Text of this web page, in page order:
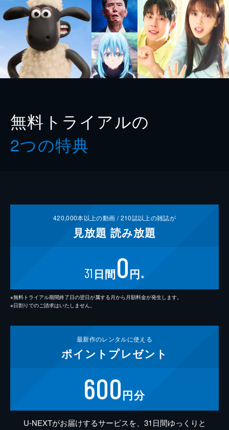
無料トライアルの
2つの特典
420,000本以上の動画 /210誌以上の雑誌が
見放題 読み放題
31 日間0円 ※
※無料トライアル期間終了日の翌日が属する月から月額料金が発生します。
※日割りでのご請求はいたしません。
最新作のレンタルに使える
ポイント プレゼント
600円分
U-NEXTがお届けするサービスを、31日間ゆっくりと